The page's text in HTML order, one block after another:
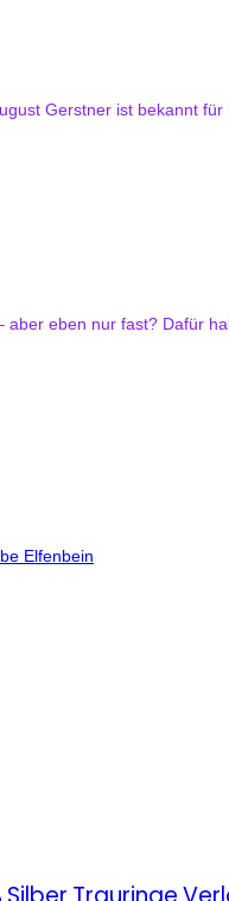
Gerstner ist bekannt für
eben nur fast? Dafür
Elfenbein